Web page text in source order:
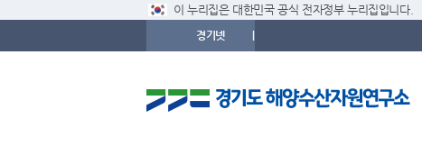
이 누리집은 대한민국 공식 전자정부 누리집입니다.
경기넷